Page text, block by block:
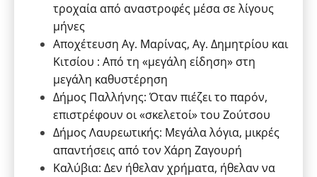
τροχαία από αναστροφές μέσα σε λίγους
μήνες
Αποχέτευση Αγ. Μαρίνας, Αγ. Δημητρίου και
Κιτσίου : Από τη «μεγάλη είδηση» στη
μεγάλη καθυστέρηση
Δήμος Παλλήνης: Όταν πιέζει το παρόν,
επιστρέφουν οι «σκελετοί» του Ζούτσου
Δήμος Λαυρεωτικής: Μεγάλα λόγια, μικρές
απαντήσεις από τον Χάρη Ζαγουρή
Καλύβια: Δεν ήθελαν χρήματα, ήθελαν να